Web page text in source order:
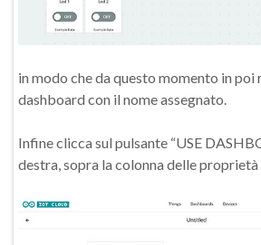
in modo che da questo momento in poi
dashboard con il nome assegnato.
Infine clicca sul pulsante “USE
destra, sopra la colonna delle